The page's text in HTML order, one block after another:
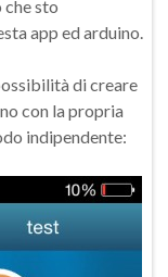
sto
app ed arduino.
di creare
con la propria
indipendente: